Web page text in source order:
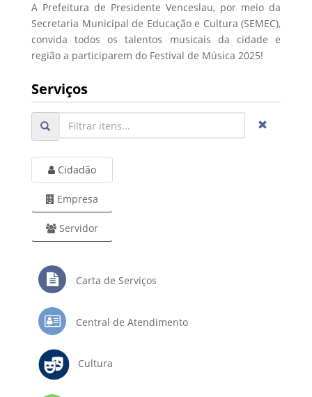
A Prefeitura de Presidente Venceslau, por meio da
Secretaria Municipal de Educação e Cultura (SEMEC),
convida todos os talentos musicais da cidade e
região a participarem do Festival de Música 2025!
Serviços
Cidadão
Empresa
Servidor
Carta de Serviços
Central de Atendimento
Cultura